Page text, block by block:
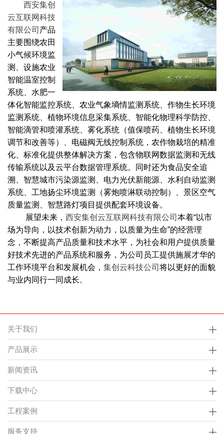
西安集创
云互联网科技
有限公司 产品
主要围绕农田
小气候环境监
测、设施农业
智能温室控制
系统、水肥一
体化智能监控系统、农业气象墒情监测系统、作物生长环境
监测系统、植物环境信息采集系统、智能化物理科学防控、
智能滴管和喷灌系统、雾化系统（值保喷药、植物生长环境
调节和改善等）、电磁阀无线控制系统，农作物栽培的精准
化、标准化提供整体解决方案，包含物联网数据监测和无线
传输系统以及云平台数据管理系统。同时还为食品安全追
溯、智慧城市污染源监测、电力光伏新能源、水利自动监测
系统、工地扬尘环境监测（雾炮喷淋联动控制）、景区空气
质量监测、智慧路灯项目提供配套环境设备。
展望未来， 西安集创云互联网科技有限公司 本着“以市
场为导向，以技术创新为动力，以质量为生命”的经营理
念，不断提高产品质量和技术水平，为社会和用户提供质量
好技术先进的产品系统和服务，为公司员工提供施展才华的
工作环境平台和发展机会， 集创云科技公司 将以更好的面貌
与业内同行一同成长。
关于我们
产品展示
新闻资讯
下载中心
工程案例
服务支持